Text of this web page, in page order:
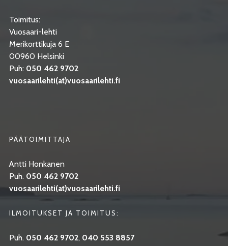
Toimitus:
Vuosaari-lehti
Merikorttikuja 6 E
00960 Helsinki
Puh: 050 462 9702
vuosaarilehti(at)vuosaarilehti.fi
PÄÄTOIMITTAJA
Antti Honkanen
Puh. 050 462 9702
vuosaarilehti(at)vuosaarilehti.fi
ILMOITUKSET JA TOIMITUS:
Puh. 050 462 9702, 040 553 8857